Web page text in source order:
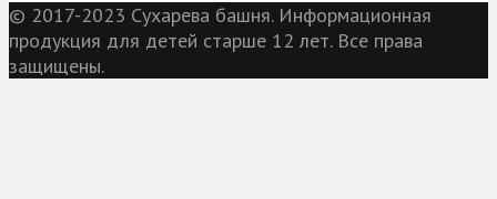
© 2017-2023 Сухарева башня. Информационная
продукция для детей старше 12 лет. Все права
защищены.